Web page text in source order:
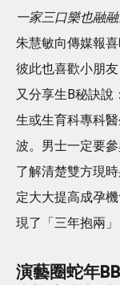
一家三口樂也融
朱慧敏向傳媒報
彼此也喜歡小朋
又分享生B秘訣說
生或生育科專科
波。男士一定要
了解清楚雙方現
定大大提高成孕
現了「三年抱兩」
演藝圈蛇年